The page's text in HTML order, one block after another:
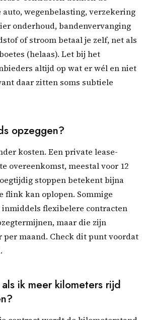
wegenbelasting, verzekering
onderhoud, bandenvervanging
of stroom betaal je zelf, net als
(helaas). Let bij het
altijd op wat er wél en niet
daar zitten soms subtiele
opzeggen?
kosten. Een private lease-
overeenkomst, meestal voor 12
stoppen betekent bijna
flink kan oplopen. Sommige
inmiddels flexibelere contracten
maar die zijn
per maand. Check dit punt voordat
ik meer kilometers rijd